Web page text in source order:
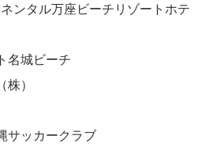
ンタル万座ビーチリゾートホテ
名城ビーチ
）
サッカークラブ